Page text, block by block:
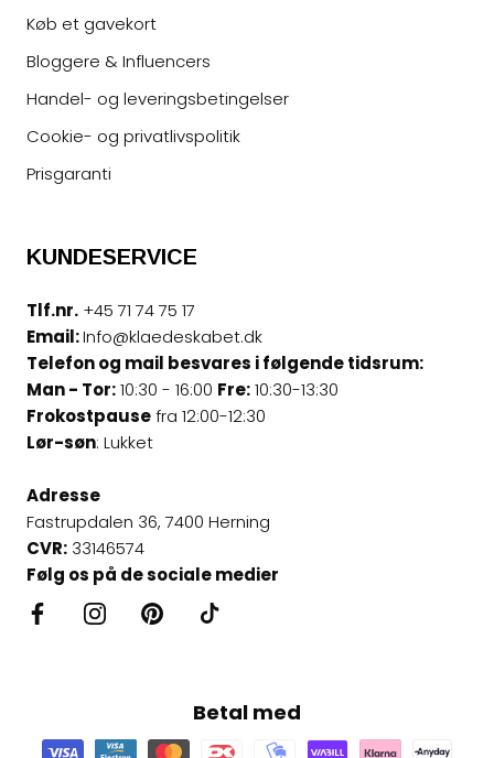
Køb et gavekort
Bloggere & Influencers
Handel- og leveringsbetingelser
Cookie- og privatlivspolitik
Prisgaranti
KUNDESERVICE
Tlf.nr. +45 71 74 75 17
Email:Info@klaedeskabet.dk
Telefon og mail besvares i følgende tidsrum:
Man - Tor:10:30 - 16:00 Fre:10:30-13:30
Frokostpausefra 12:00-12:30
Lør-søn: Lukket
Adresse
Fastrupdalen 36, 7400 Herning
CVR: 33146574
Følg os på de sociale medier
Betal med